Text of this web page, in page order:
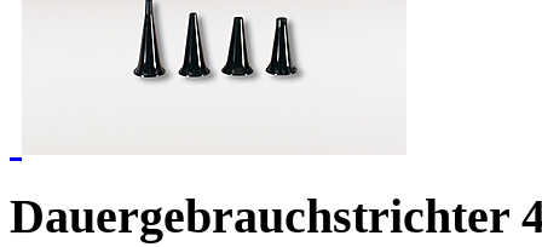
Dauergebrauchstrichter